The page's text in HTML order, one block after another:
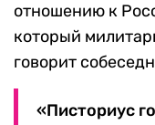
отношению к
который
говорит
«Писториус